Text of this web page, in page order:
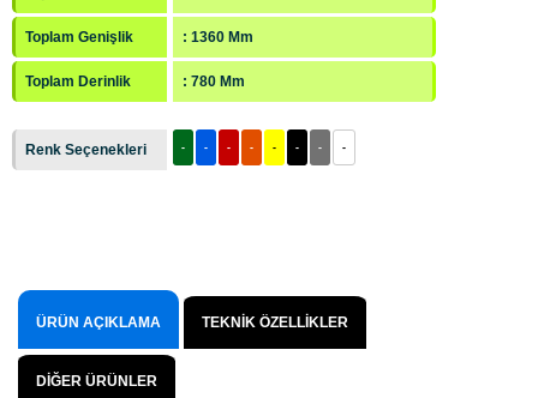
Ataşehir Bölgesi Çöp Konteyner Satış Noktası
Avcılar Bölgesi Çöp Konteyner Satış Noktası
Bağcılar Bölgesi Çöp Konteyner Satış Noktası
Bayrampaşa Bölgesi Çöp Konteyner Satış Noktası
Toplam Genişlik : 1360 Mm
Toplam Derinlik : 780 Mm
Renk Seçenekleri - - - - - - - -
ÜRÜN AÇIKLAMA TEKNİK ÖZELLİKLER
DİĞER ÜRÜNLER